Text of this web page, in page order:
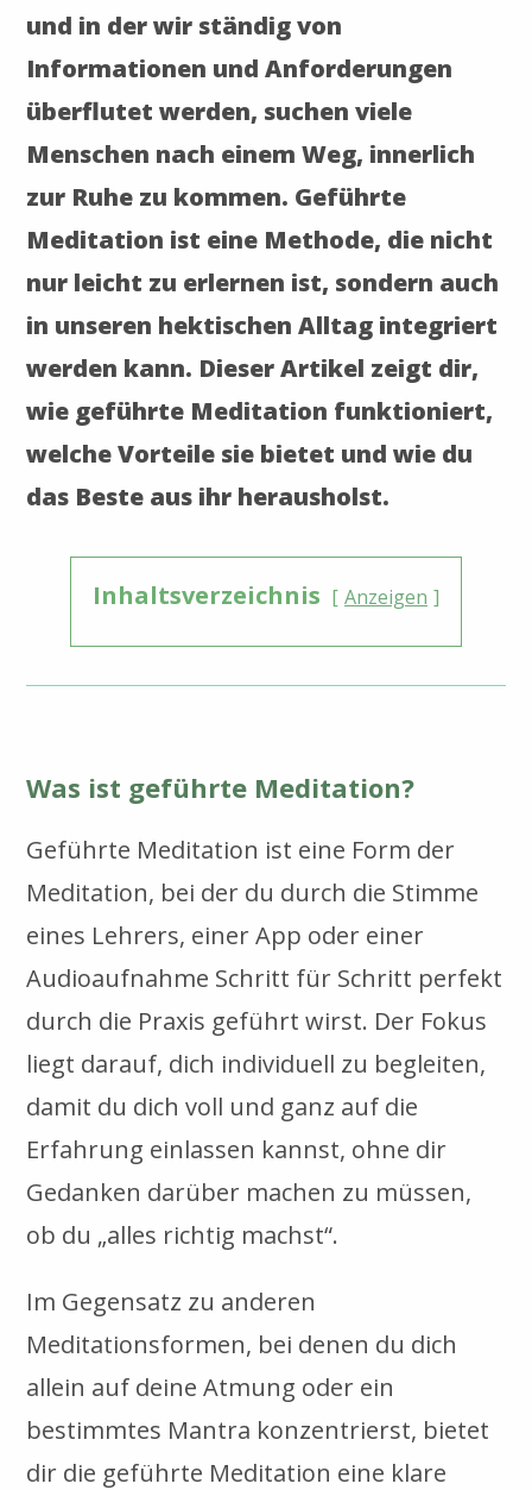
und in der wir ständig von
Informationen und Anforderungen
überflutet werden, suchen viele
Menschen nach einem Weg, innerlich
zur Ruhe zu kommen. Geführte
Meditation ist eine Methode, die nicht
nur leicht zu erlernen ist, sondern auch
in unseren hektischen Alltag integriert
werden kann. Dieser Artikel zeigt dir,
wie geführte Meditation funktioniert,
welche Vorteile sie bietet und wie du
das Beste aus ihr herausholst.
Inhaltsverzeichnis Anzeigen
Was ist geführte Meditation?
Geführte Meditation ist eine Form der
Meditation, bei der du durch die Stimme
eines Lehrers, einer App oder einer
Audioaufnahme Schritt für Schritt perfekt
durch die Praxis geführt wirst. Der Fokus
liegt darauf, dich individuell zu begleiten,
damit du dich voll und ganz auf die
Erfahrung einlassen kannst, ohne dir
Gedanken darüber machen zu müssen,
ob du „alles richtig machst“.
Im Gegensatz zu anderen
Meditationsformen, bei denen du dich
allein auf deine Atmung oder ein
bestimmtes Mantra konzentrierst, bietet
dir die geführte Meditation eine klare